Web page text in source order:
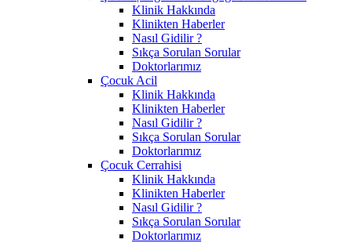
Klinik Hakkında
Klinikten Haberler
Nasıl Gidilir ?
Sıkça Sorulan Sorular
Doktorlarımız
Çocuk Acil
Klinik Hakkında
Klinikten Haberler
Nasıl Gidilir ?
Sıkça Sorulan Sorular
Doktorlarımız
Çocuk Cerrahisi
Klinik Hakkında
Klinikten Haberler
Nasıl Gidilir ?
Sıkça Sorulan Sorular
Doktorlarımız